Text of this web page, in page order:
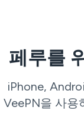
페루를
iPhone,
VeePN을 사용